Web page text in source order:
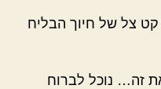
צל של חיוך הבליח
זה… נוכל לברוח